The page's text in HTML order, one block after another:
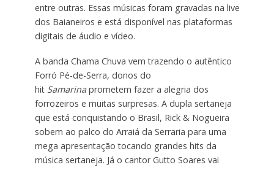
entre outras. Essas músicas foram gravadas na live
dos Baianeiros e está disponível nas plataformas
digitais de áudio e vídeo.
A banda Chama Chuva vem trazendo o autêntico
Forró Pé-de-Serra, donos do
hit Samarinaprometem fazer a alegria dos
forrozeiros e muitas surpresas. A dupla sertaneja
que está conquistando o Brasil, Rick & Nogueira
sobem ao palco do Arraiá da Serraria para uma
mega apresentação tocando grandes hits da
música sertaneja. Já o cantor Gutto Soares vai